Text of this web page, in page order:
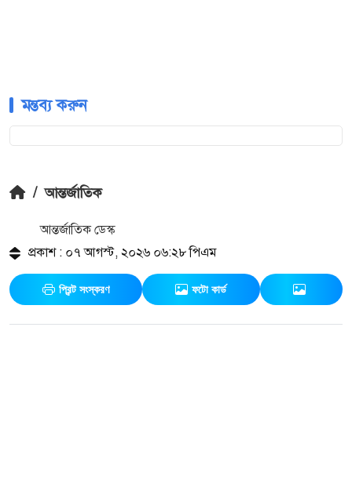
মন্তব্য করুন
/ আন্তর্জাতিক
আন্তর্জাতিক ডেস্ক
প্রকাশ : ০৭ আগস্ট, ২০২৬ ০৬:২৮ পিএম
প্রিন্ট সংস্করণ ফটো কার্ড